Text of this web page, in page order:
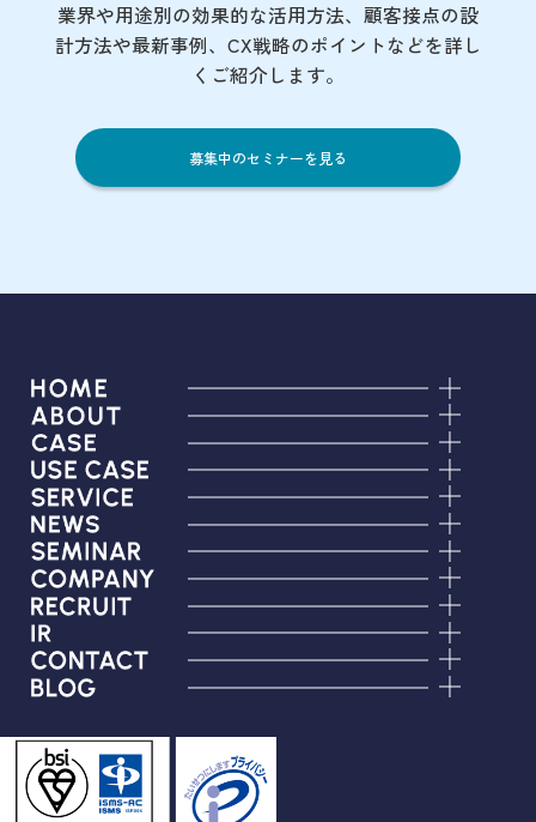
業界や用途別の効果的な活用方法、顧客接点の設
計方法や最新事例、CX戦略のポイントなどを詳し
くご紹介します。
募集中のセミナーを見る